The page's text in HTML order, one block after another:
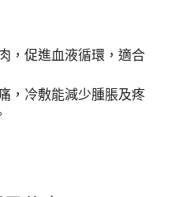
，促進血液循環，適合
，冷敷能減少腫脹及疼